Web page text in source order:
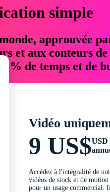
simple
approuvée
et aux conteurs
% de temps et de
Vidéo
9 US$USD
Accédez à l'intégralité de
vidéos de stock et de
pour un usage commercial.